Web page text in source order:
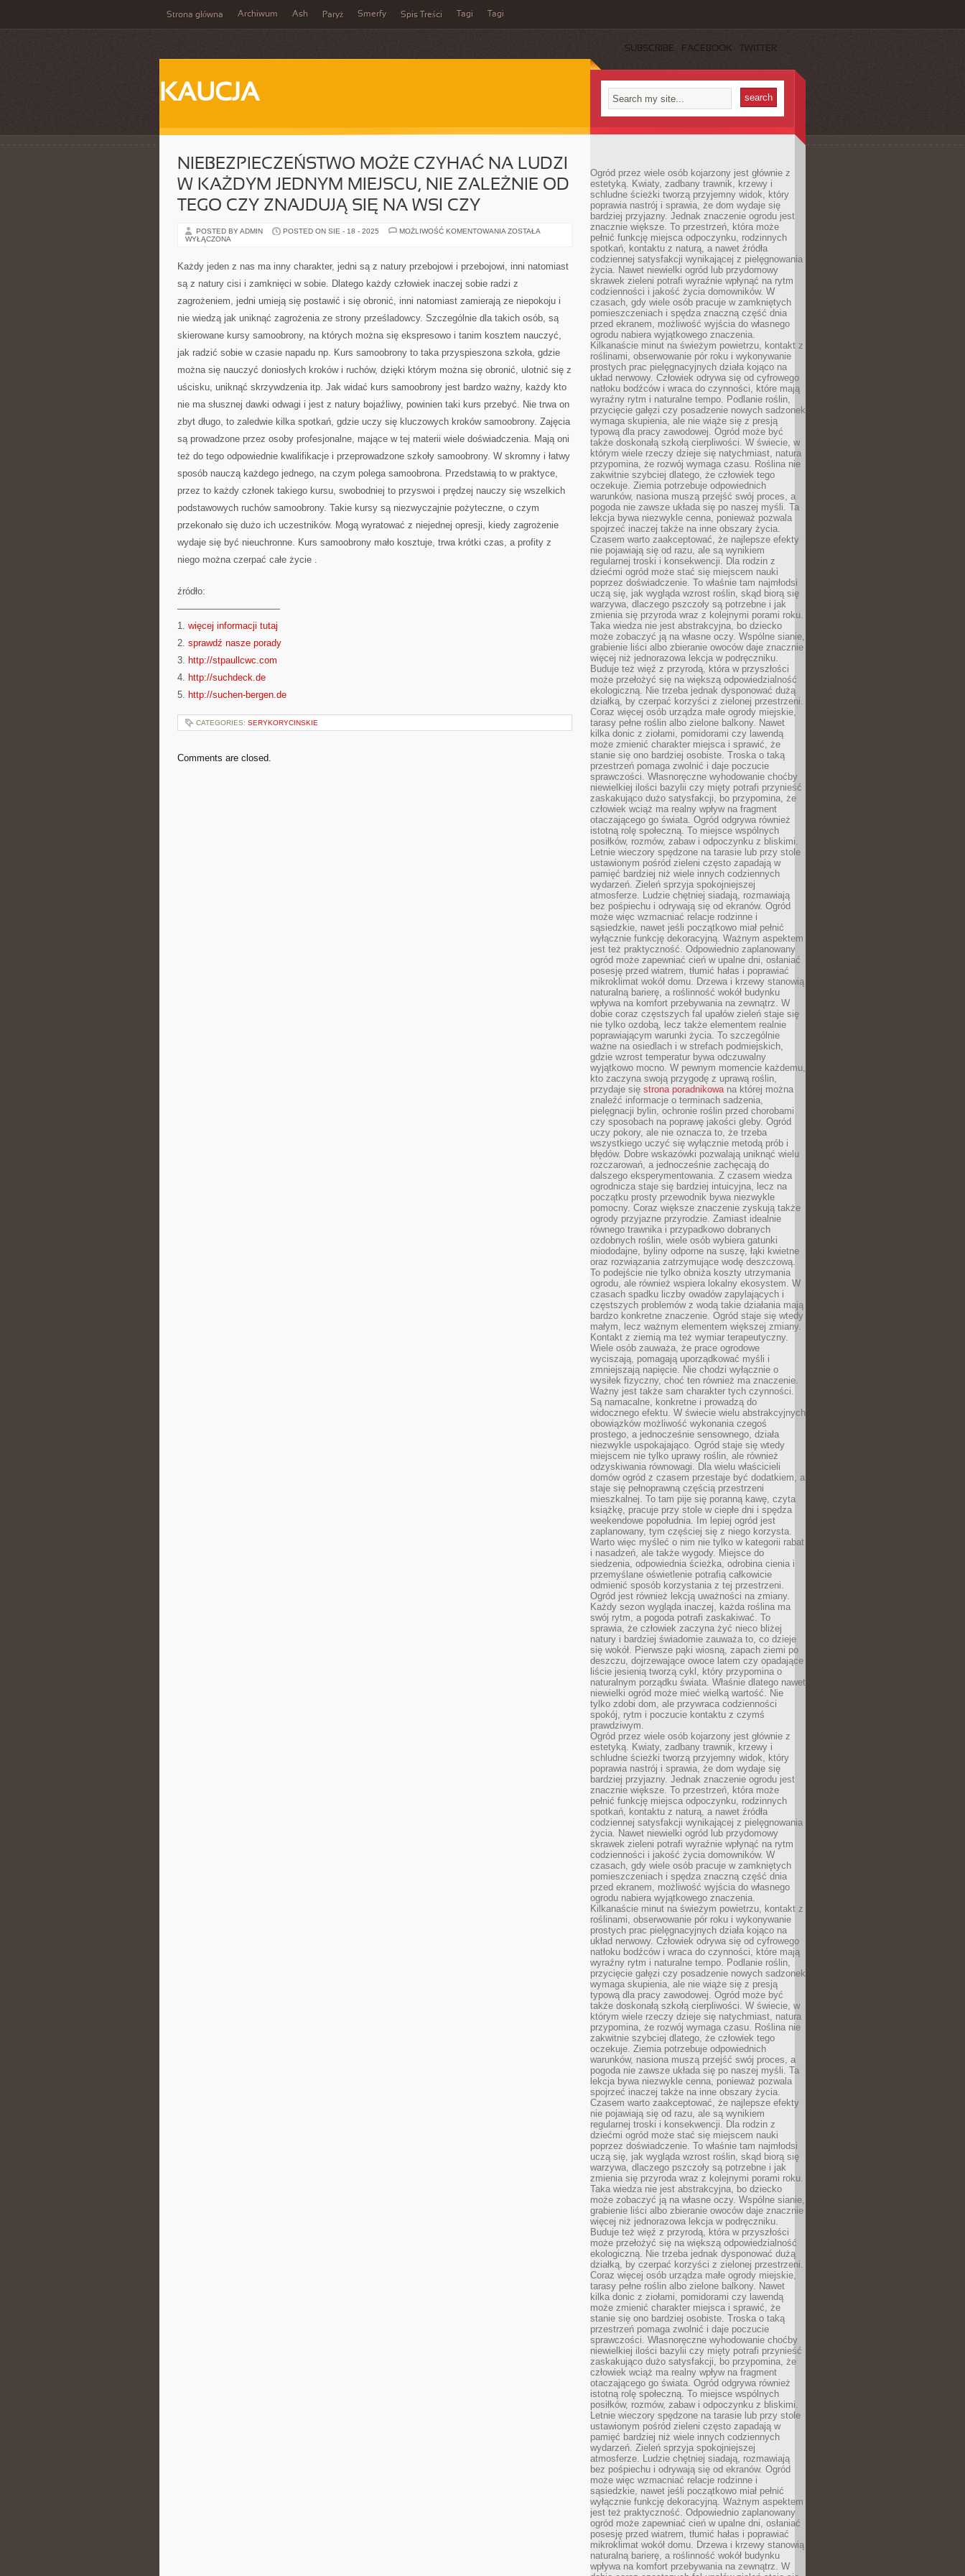
Strona główna Archiwum Ash Paryż Smerfy Spis Treści Tagi Tagi
SUBSCRIBE FACEBOOK TWITTER
KAUCJA
NIEBEZPIECZEŃSTWO MOŻE CZYHAĆ NA LUDZI
W KAŻDYM JEDNYM MIEJSCU, NIE ZALEŻNIE OD
TEGO CZY ZNAJDUJĄ SIĘ NA WSI CZY
POSTED BY ADMIN POSTED ON SIE - 18 - 2025 MOŻLIWOŚĆ KOMENTOWANIA NIEBEZPIECZEŃSTWO
LUDZI
W
JEDNYM
NIE
OD
CZY
ZNAJDUJĄ
SIĘ
NA
WSI
CZY
ZOSTAŁA
WYŁĄCZONA
Każdy jeden z nas ma inny charakter, jedni są z natury przebojowi i przebojowi, inni natomiast
są z natury cisi i zamknięci w sobie. Dlatego każdy człowiek inaczej sobie radzi z
zagrożeniem, jedni umieją się postawić i się obronić, inni natomiast zamierają ze niepokoju i
nie wiedzą jak uniknąć zagrożenia ze strony prześladowcy. Szczególnie dla takich osób, są
skierowane kursy samoobrony, na których można się ekspresowo i tanim kosztem nauczyć,
jak radzić sobie w czasie napadu np. Kurs samoobrony to taka przyspieszona szkoła, gdzie
można się nauczyć doniosłych kroków i ruchów, dzięki którym można się obronić, ulotnić się z
uścisku, uniknąć skrzywdzenia itp. Jak widać kurs samoobrony jest bardzo ważny, każdy kto
nie ma słusznej dawki odwagi i jest z natury bojaźliwy, powinien taki kurs przebyć. Nie trwa on
zbyt długo, to zaledwie kilka spotkań, gdzie uczy się kluczowych kroków samoobrony. Zajęcia
są prowadzone przez osoby profesjonalne, mające w tej materii wiele doświadczenia. Mają oni
też do tego odpowiednie kwalifikacje i przeprowadzone szkoły samoobrony. W skromny i łatwy
sposób nauczą każdego jednego, na czym polega samoobrona. Przedstawią to w praktyce,
przez to każdy członek takiego kursu, swobodniej to przyswoi i prędzej nauczy się wszelkich
podstawowych ruchów samoobrony. Takie kursy są niezwyczajnie pożyteczne, o czym
przekonało się dużo ich uczestników. Mogą wyratować z niejednej opresji, kiedy zagrożenie
wydaje się być nieuchronne. Kurs samoobrony mało kosztuje, trwa krótki czas, a profity z
niego można czerpać całe życie .
źródło:
———————————
1. więcej informacji tutaj
2. sprawdź nasze porady
3. http://stpaullcwc.com
4. http://suchdeck.de
5. http://suchen-bergen.de
CATEGORIES: SERYKORYCINSKIE
Comments are closed.
Ogród przez wiele osób kojarzony jest głównie z
estetyką. Kwiaty, zadbany trawnik, krzewy i
schludne ścieżki tworzą przyjemny widok, który
poprawia nastrój i sprawia, że dom wydaje się
bardziej przyjazny. Jednak znaczenie ogrodu jest
znacznie większe. To przestrzeń, która może
pełnić funkcję miejsca odpoczynku, rodzinnych
spotkań, kontaktu z naturą, a nawet źródła
codziennej satysfakcji wynikającej z pielęgnowania
życia. Nawet niewielki ogród lub przydomowy
skrawek zieleni potrafi wyraźnie wpłynąć na rytm
codzienności i jakość życia domowników. W
czasach, gdy wiele osób pracuje w zamkniętych
pomieszczeniach i spędza znaczną część dnia
przed ekranem, możliwość wyjścia do własnego
ogrodu nabiera wyjątkowego znaczenia.
Kilkanaście minut na świeżym powietrzu, kontakt z
roślinami, obserwowanie pór roku i wykonywanie
prostych prac pielęgnacyjnych działa kojąco na
układ nerwowy. Człowiek odrywa się od cyfrowego
natłoku bodźców i wraca do czynności, które mają
wyraźny rytm i naturalne tempo. Podlanie roślin,
przycięcie gałęzi czy posadzenie nowych sadzonek
wymaga skupienia, ale nie wiąże się z presją
typową dla pracy zawodowej. Ogród może być
także doskonałą szkołą cierpliwości. W świecie, w
którym wiele rzeczy dzieje się natychmiast, natura
przypomina, że rozwój wymaga czasu. Roślina nie
zakwitnie szybciej dlatego, że człowiek tego
oczekuje. Ziemia potrzebuje odpowiednich
warunków, nasiona muszą przejść swój proces, a
pogoda nie zawsze układa się po naszej myśli. Ta
lekcja bywa niezwykle cenna, ponieważ pozwala
spojrzeć inaczej także na inne obszary życia.
Czasem warto zaakceptować, że najlepsze efekty
nie pojawiają się od razu, ale są wynikiem
regularnej troski i konsekwencji. Dla rodzin z
dziećmi ogród może stać się miejscem nauki
poprzez doświadczenie. To właśnie tam najmłodsi
uczą się, jak wygląda wzrost roślin, skąd biorą się
warzywa, dlaczego pszczoły są potrzebne i jak
zmienia się przyroda wraz z kolejnymi porami roku.
Taka wiedza nie jest abstrakcyjna, bo dziecko
może zobaczyć ją na własne oczy. Wspólne sianie,
grabienie liści albo zbieranie owoców daje znacznie
więcej niż jednorazowa lekcja w podręczniku.
Buduje też więź z przyrodą, która w przyszłości
może przełożyć się na większą odpowiedzialność
ekologiczną. Nie trzeba jednak dysponować dużą
działką, by czerpać korzyści z zielonej przestrzeni.
Coraz więcej osób urządza małe ogrody miejskie,
tarasy pełne roślin albo zielone balkony. Nawet
kilka donic z ziołami, pomidorami czy lawendą
może zmienić charakter miejsca i sprawić, że
stanie się ono bardziej osobiste. Troska o taką
przestrzeń pomaga zwolnić i daje poczucie
sprawczości. Własnoręczne wyhodowanie choćby
niewielkiej ilości bazylii czy mięty potrafi przynieść
zaskakująco dużo satysfakcji, bo przypomina, że
człowiek wciąż ma realny wpływ na fragment
otaczającego go świata. Ogród odgrywa również
istotną rolę społeczną. To miejsce wspólnych
posiłków, rozmów, zabaw i odpoczynku z bliskimi.
Letnie wieczory spędzone na tarasie lub przy stole
ustawionym pośród zieleni często zapadają w
pamięć bardziej niż wiele innych codziennych
wydarzeń. Zieleń sprzyja spokojniejszej
atmosferze. Ludzie chętniej siadają, rozmawiają
bez pośpiechu i odrywają się od ekranów. Ogród
może więc wzmacniać relacje rodzinne i
sąsiedzkie, nawet jeśli początkowo miał pełnić
wyłącznie funkcję dekoracyjną. Ważnym aspektem
jest też praktyczność. Odpowiednio zaplanowany
ogród może zapewniać cień w upalne dni, osłaniać
posesję przed wiatrem, tłumić hałas i poprawiać
mikroklimat wokół domu. Drzewa i krzewy stanowią
naturalną barierę, a roślinność wokół budynku
wpływa na komfort przebywania na zewnątrz. W
dobie coraz częstszych fal upałów zieleń staje się
nie tylko ozdobą, lecz także elementem realnie
poprawiającym warunki życia. To szczególnie
ważne na osiedlach i w strefach podmiejskich,
gdzie wzrost temperatur bywa odczuwalny
wyjątkowo mocno. W pewnym momencie każdemu,
kto zaczyna swoją przygodę z uprawą roślin,
przydaje się strona poradnikowana której można
znaleźć informacje o terminach sadzenia,
pielęgnacji bylin, ochronie roślin przed chorobami
czy sposobach na poprawę jakości gleby. Ogród
uczy pokory, ale nie oznacza to, że trzeba
wszystkiego uczyć się wyłącznie metodą prób i
błędów. Dobre wskazówki pozwalają uniknąć wielu
rozczarowań, a jednocześnie zachęcają do
dalszego eksperymentowania. Z czasem wiedza
ogrodnicza staje się bardziej intuicyjna, lecz na
początku prosty przewodnik bywa niezwykle
pomocny. Coraz większe znaczenie zyskują także
ogrody przyjazne przyrodzie. Zamiast idealnie
równego trawnika i przypadkowo dobranych
ozdobnych roślin, wiele osób wybiera gatunki
miododajne, byliny odporne na suszę, łąki kwietne
oraz rozwiązania zatrzymujące wodę deszczową.
To podejście nie tylko obniża koszty utrzymania
ogrodu, ale również wspiera lokalny ekosystem. W
czasach spadku liczby owadów zapylających i
częstszych problemów z wodą takie działania mają
bardzo konkretne znaczenie. Ogród staje się wtedy
małym, lecz ważnym elementem większej zmiany.
Kontakt z ziemią ma też wymiar terapeutyczny.
Wiele osób zauważa, że prace ogrodowe
wyciszają, pomagają uporządkować myśli i
zmniejszają napięcie. Nie chodzi wyłącznie o
wysiłek fizyczny, choć ten również ma znaczenie.
Ważny jest także sam charakter tych czynności.
Są namacalne, konkretne i prowadzą do
widocznego efektu. W świecie wielu abstrakcyjnych
obowiązków możliwość wykonania czegoś
prostego, a jednocześnie sensownego, działa
niezwykle uspokajająco. Ogród staje się wtedy
miejscem nie tylko uprawy roślin, ale również
odzyskiwania równowagi. Dla wielu właścicieli
domów ogród z czasem przestaje być dodatkiem, a
staje się pełnoprawną częścią przestrzeni
mieszkalnej. To tam pije się poranną kawę, czyta
książkę, pracuje przy stole w ciepłe dni i spędza
weekendowe popołudnia. Im lepiej ogród jest
zaplanowany, tym częściej się z niego korzysta.
Warto więc myśleć o nim nie tylko w kategorii rabat
i nasadzeń, ale także wygody. Miejsce do
siedzenia, odpowiednia ścieżka, odrobina cienia i
przemyślane oświetlenie potrafią całkowicie
odmienić sposób korzystania z tej przestrzeni.
Ogród jest również lekcją uważności na zmiany.
Każdy sezon wygląda inaczej, każda roślina ma
swój rytm, a pogoda potrafi zaskakiwać. To
sprawia, że człowiek zaczyna żyć nieco bliżej
natury i bardziej świadomie zauważa to, co dzieje
się wokół. Pierwsze pąki wiosną, zapach ziemi po
deszczu, dojrzewające owoce latem czy opadające
liście jesienią tworzą cykl, który przypomina o
naturalnym porządku świata. Właśnie dlatego nawet
niewielki ogród może mieć wielką wartość. Nie
tylko zdobi dom, ale przywraca codzienności
spokój, rytm i poczucie kontaktu z czymś
prawdziwym.
Ogród przez wiele osób kojarzony jest głównie z
estetyką. Kwiaty, zadbany trawnik, krzewy i
schludne ścieżki tworzą przyjemny widok, który
poprawia nastrój i sprawia, że dom wydaje się
bardziej przyjazny. Jednak znaczenie ogrodu jest
znacznie większe. To przestrzeń, która może
pełnić funkcję miejsca odpoczynku, rodzinnych
spotkań, kontaktu z naturą, a nawet źródła
codziennej satysfakcji wynikającej z pielęgnowania
życia. Nawet niewielki ogród lub przydomowy
skrawek zieleni potrafi wyraźnie wpłynąć na rytm
codzienności i jakość życia domowników. W
czasach, gdy wiele osób pracuje w zamkniętych
pomieszczeniach i spędza znaczną część dnia
przed ekranem, możliwość wyjścia do własnego
ogrodu nabiera wyjątkowego znaczenia.
Kilkanaście minut na świeżym powietrzu, kontakt z
roślinami, obserwowanie pór roku i wykonywanie
prostych prac pielęgnacyjnych działa kojąco na
układ nerwowy. Człowiek odrywa się od cyfrowego
natłoku bodźców i wraca do czynności, które mają
wyraźny rytm i naturalne tempo. Podlanie roślin,
przycięcie gałęzi czy posadzenie nowych sadzonek
wymaga skupienia, ale nie wiąże się z presją
typową dla pracy zawodowej. Ogród może być
także doskonałą szkołą cierpliwości. W świecie, w
którym wiele rzeczy dzieje się natychmiast, natura
przypomina, że rozwój wymaga czasu. Roślina nie
zakwitnie szybciej dlatego, że człowiek tego
oczekuje. Ziemia potrzebuje odpowiednich
warunków, nasiona muszą przejść swój proces, a
pogoda nie zawsze układa się po naszej myśli. Ta
lekcja bywa niezwykle cenna, ponieważ pozwala
spojrzeć inaczej także na inne obszary życia.
Czasem warto zaakceptować, że najlepsze efekty
nie pojawiają się od razu, ale są wynikiem
regularnej troski i konsekwencji. Dla rodzin z
dziećmi ogród może stać się miejscem nauki
poprzez doświadczenie. To właśnie tam najmłodsi
uczą się, jak wygląda wzrost roślin, skąd biorą się
warzywa, dlaczego pszczoły są potrzebne i jak
zmienia się przyroda wraz z kolejnymi porami roku.
Taka wiedza nie jest abstrakcyjna, bo dziecko
może zobaczyć ją na własne oczy. Wspólne sianie,
grabienie liści albo zbieranie owoców daje znacznie
więcej niż jednorazowa lekcja w podręczniku.
Buduje też więź z przyrodą, która w przyszłości
może przełożyć się na większą odpowiedzialność
ekologiczną. Nie trzeba jednak dysponować dużą
działką, by czerpać korzyści z zielonej przestrzeni.
Coraz więcej osób urządza małe ogrody miejskie,
tarasy pełne roślin albo zielone balkony. Nawet
kilka donic z ziołami, pomidorami czy lawendą
może zmienić charakter miejsca i sprawić, że
stanie się ono bardziej osobiste. Troska o taką
przestrzeń pomaga zwolnić i daje poczucie
sprawczości. Własnoręczne wyhodowanie choćby
niewielkiej ilości bazylii czy mięty potrafi przynieść
zaskakująco dużo satysfakcji, bo przypomina, że
człowiek wciąż ma realny wpływ na fragment
otaczającego go świata. Ogród odgrywa również
istotną rolę społeczną. To miejsce wspólnych
posiłków, rozmów, zabaw i odpoczynku z bliskimi.
Letnie wieczory spędzone na tarasie lub przy stole
ustawionym pośród zieleni często zapadają w
pamięć bardziej niż wiele innych codziennych
wydarzeń. Zieleń sprzyja spokojniejszej
atmosferze. Ludzie chętniej siadają, rozmawiają
bez pośpiechu i odrywają się od ekranów. Ogród
może więc wzmacniać relacje rodzinne i
sąsiedzkie, nawet jeśli początkowo miał pełnić
wyłącznie funkcję dekoracyjną. Ważnym aspektem
jest też praktyczność. Odpowiednio zaplanowany
ogród może zapewniać cień w upalne dni, osłaniać
posesję przed wiatrem, tłumić hałas i poprawiać
mikroklimat wokół domu. Drzewa i krzewy stanowią
naturalną barierę, a roślinność wokół budynku
wpływa na komfort przebywania na zewnątrz. W